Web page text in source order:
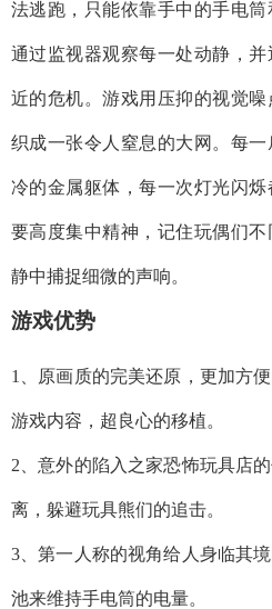
法逃跑，只能依靠手中的手电筒
通过监视器观察每一处动静，
近的危机。游戏用压抑的视觉噪
织成一张令人窒息的大网。每
冷的金属躯体，每一次灯光闪
要高度集中精神，记住玩偶们
静中捕捉细微的声响。
游戏优势
1、原画质的完美还原，更加方
游戏内容，超良心的移植。
2、意外的陷入之家恐怖玩具店
离，躲避玩具熊们的追击。
3、第一人称的视角给人身临其
池来维持手电筒的电量。